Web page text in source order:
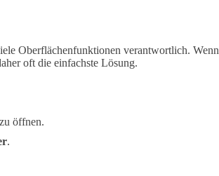
Oberflächenfunktionen verantwortlich. Wenn
oft die einfachste Lösung.
öffnen.
.